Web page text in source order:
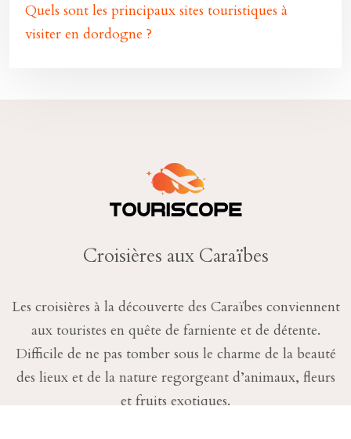
Quels sont les principaux sites touristiques à
visiter en dordogne ?
Croisières aux Caraïbes
Les croisières à la découverte des Caraïbes conviennent
aux touristes en quête de farniente et de détente.
Difficile de ne pas tomber sous le charme de la beauté
des lieux et de la nature regorgeant d’animaux, fleurs
et fruits exotiques.